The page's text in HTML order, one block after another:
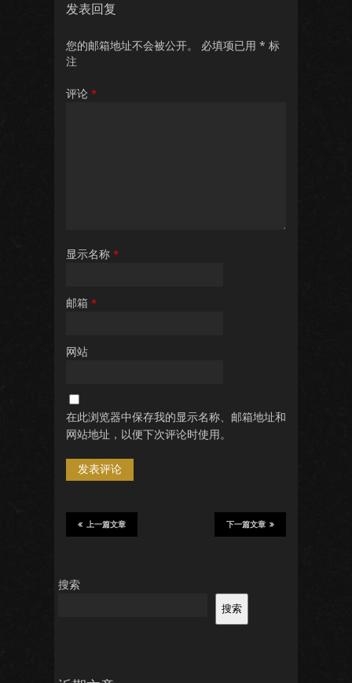
发表回复
您的邮箱地址不会被公开。 必填项已用 * 标
注
评论 *
显示名称 *
邮箱 *
网站
在此浏览器中保存我的显示名称、邮箱地址和
网站地址，以便下次评论时使用。
下一篇文章
上一篇文章
搜索
搜索